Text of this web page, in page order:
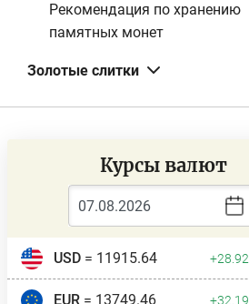
Рекомендация по хранению
памятных монет
Золотые слитки
Курсы валют
USD= 11915.64 +28.92
EUR= 13749.46 +32.19